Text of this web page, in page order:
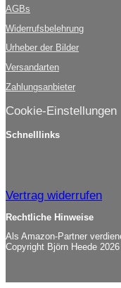
AGBs
Widerrufsbelehrung
Urheber der Bilder
Versandarten
Zahlungsanbieter
Cookie-Einstellungen
Schnelllinks
Vertrag widerrufen
Rechtliche Hinweise
Als Amazon-Partner
Copyright Björn Heede